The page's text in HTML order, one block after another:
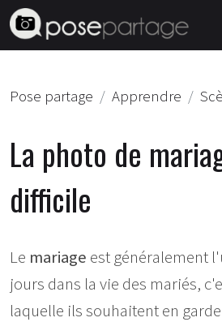
Pose partage Apprendre
La photo de
difficile
Le mariage est généralement
jours dans la vie des mariés,
laquelle ils souhaitent en